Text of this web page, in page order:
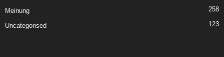
Meinung 258
Uncategorised 123